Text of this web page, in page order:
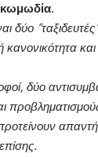
κωμωδία.
δύο
και
δύο